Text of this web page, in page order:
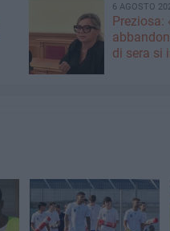
6 AGOSTO
Preziosa:
di sera si